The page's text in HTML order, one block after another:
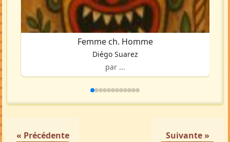
Femme ch. Homme
Diégo Suarez
par ...
« Précédente Suivante »